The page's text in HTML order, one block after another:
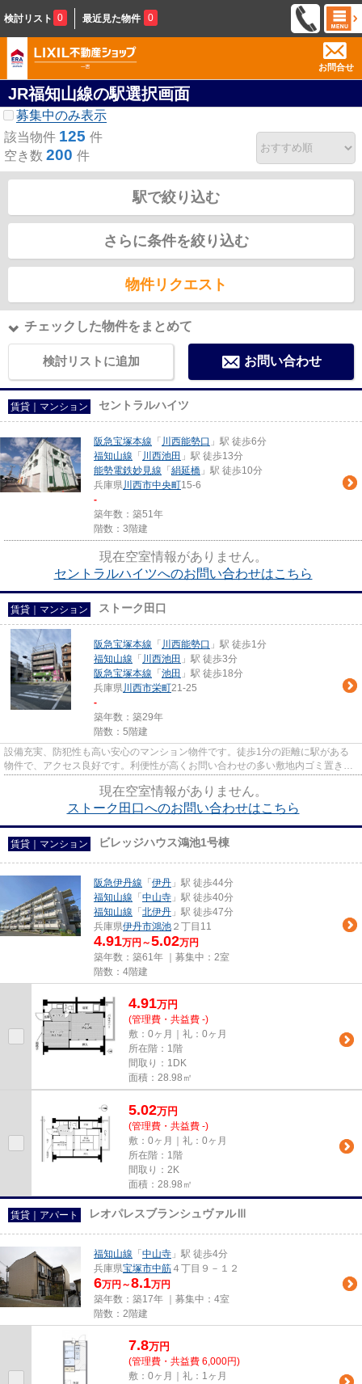
検討リスト 0 最近見た物件 0
お問合せ
JR福知山線の駅選択画面
募集中のみ表示
該当物件 125 件
空き数 200 件
駅で絞り込む
さらに条件を絞り込む
物件リクエスト
チェックした物件をまとめて
検討リストに追加 お問い合わせ
賃貸｜マンション セントラルハイツ
阪急宝塚本線 「 川西能勢口 」駅 徒歩6分
福知山線 「 川西池田 」駅 徒歩13分
能勢電鉄妙見線 「 絹延橋 」駅 徒歩10分
兵庫県川西市中央町15-6
-
築年数：築51年
階数：3階建
現在空室情報がありません。
セントラルハイツへのお問い合わせはこちら
賃貸｜マンション ストーク田口
阪急宝塚本線 「 川西能勢口 」駅 徒歩1分
福知山線 「 川西池田 」駅 徒歩3分
阪急宝塚本線 「 池田 」駅 徒歩18分
兵庫県川西市栄町21-25
-
築年数：築29年
階数：5階建
設備充実、防犯性も高い安心のマンション物件です。徒歩1分の距離に駅がある
物件で、アクセス良好です。利便性が高くお問い合わせの多い敷地内ゴミ置き場
現在空室情報がありません。
ストーク田口へのお問い合わせはこちら
賃貸｜マンション ビレッジハウス鴻池1号棟
阪急伊丹線 「 伊丹 」駅 徒歩44分
福知山線 「 中山寺 」駅 徒歩40分
福知山線 「 北伊丹 」駅 徒歩47分
兵庫県伊丹市鴻池 ２丁目11
4.91万円～5.02万円
築年数：築61年 ｜募集中： 2室
階数：4階建
4.91万円
(管理費・共益費 -)
敷：0ヶ月｜礼：0ヶ月
所在階：1階
間取り：1DK
面積：28.98㎡
5.02万円
(管理費・共益費 -)
敷：0ヶ月｜礼：0ヶ月
所在階：1階
間取り：2K
面積：28.98㎡
賃貸｜アパート レオパレスブランシュヴァルⅢ
福知山線 「 中山寺 」駅 徒歩4分
兵庫県宝塚市中筋 ４丁目９－１２
6万円～8.1万円
築年数：築17年 ｜募集中： 4室
階数：2階建
7.8万円
(管理費・共益費 6,000円)
敷：0ヶ月｜礼：1ヶ月